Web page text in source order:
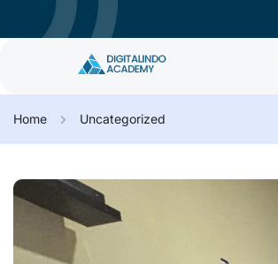
Home Uncategorized